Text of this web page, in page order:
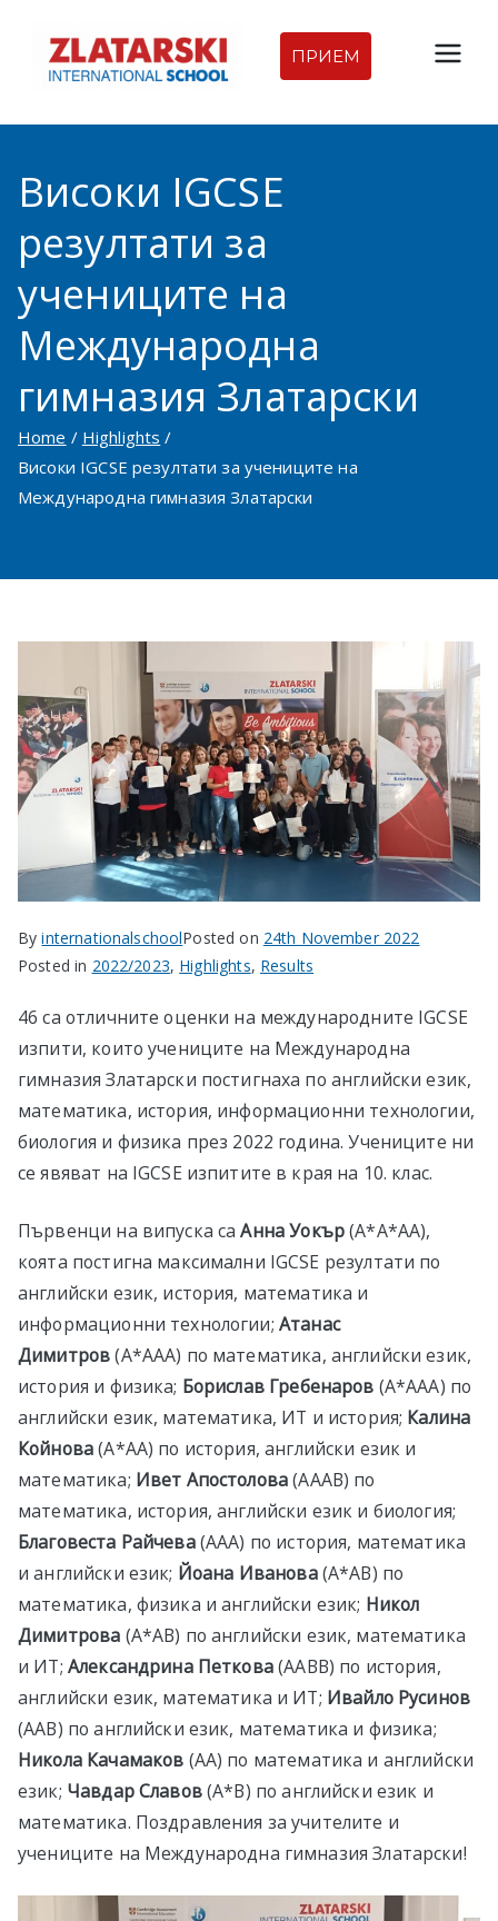
content
Междуна
родна
гимназия
Златарск
и |
Междуна
родно
училище
ПРИЕМ
Високи IGCSE
резултати за
учениците на
Международна
гимназия Златарски
Home
Highlights
Високи IGCSE резултати за учениците на
Международна гимназия Златарски
ByinternationalschoolPosted on 24th November 2022
Posted in 2022/2023, Highlights, Results
46 са отличните оценки на международните IGCSE
изпити, които учениците на Международна
гимназия Златарски постигнаха по английски език,
математика, история, информационни технологии,
биология и физика през 2022 година. Учениците ни
се явяват на IGCSE изпитите в края на 10. клас.
Първенци на випуска саАнна Уокър(A*A*AА),
коята постигна максимални IGCSE резултати по
английски език, история, математика и
информационни технологии; Атанас
Димитров(А*ААА) по математика, английски език,
история и физика; Борислав Гребенаров (А*ААА) по
английски език, математика, ИТ и история; Калина
Койнова(А*АА) по история, английски език и
матемaтика; Ивет Апостолова(АААB) по
математика, история, английски език и биология;
Благовеста Райчева(ААА) по история, математика
и английски език; Йоана Иванова(А*АВ) по
математика, физика и английски език; Никол
Димитрова (А*АB) по английски език, математика
и ИТ; Александрина Петкова(ААBB) по история,
английски език, математика и ИТ; Ивайло Русинов
(ААВ) по английски език, математика и физика;
Никола Качамаков (АА) по математика и английски
език; Чавдар Славов(А*В) по английски език и
математика. Поздравления за учителите и
учениците на Международна гимназия Златарски!